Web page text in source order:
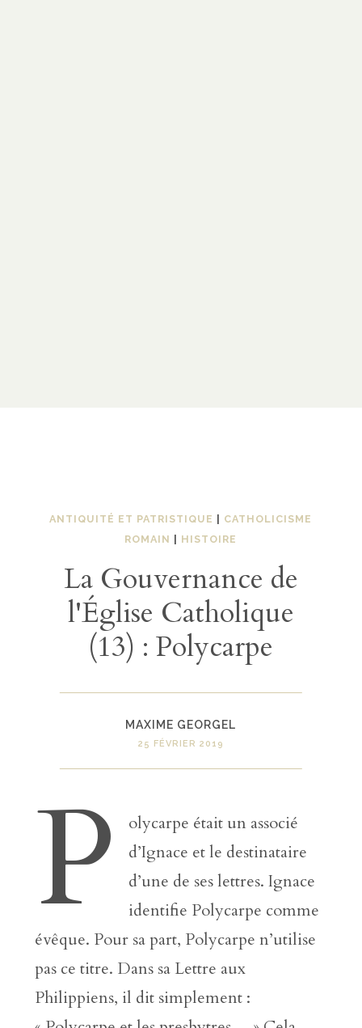
ANTIQUITÉ ET PATRISTIQUE
CATHOLICISME
ROMAIN
HISTOIRE
La Gouvernance de
l'Église Catholique
(13) : Polycarpe
MAXIME GEORGEL
25 FÉVRIER 2019
P
olycarpe était un associé
d’Ignace et le destinataire
d’une de ses lettres. Ignace
identifie Polycarpe comme
évêque. Pour sa part, Polycarpe n’utilise
pas ce titre. Dans sa Lettre aux
Philippiens, il dit simplement :